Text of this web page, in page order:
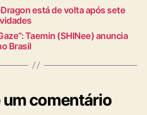
Dragon está de volta após sete
Taemin (SHINee) anuncia
Brasil
um comentário